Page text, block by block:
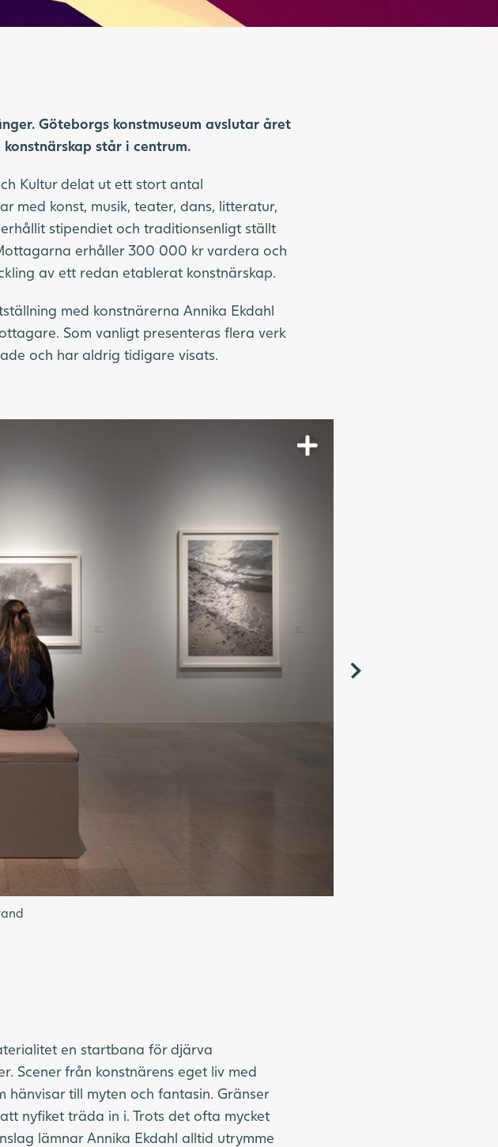
Göteborgs konstmuseum avslutar året
står i centrum.
Kultur delat ut ett stort antal
med konst, musik, teater, dans, litteratur,
stipendiet och traditionsenligt ställt
erhåller 300 000 kr vardera och
av ett redan etablerat konstnärskap.
med konstnärerna Annika Ekdahl
Som vanligt presenteras flera verk
och har aldrig tidigare visats.
en startbana för djärva
Scener från konstnärens eget liv med
till myten och fantasin. Gränser
nyfiket träda in i. Trots det ofta mycket
lämnar Annika Ekdahl alltid utrymme